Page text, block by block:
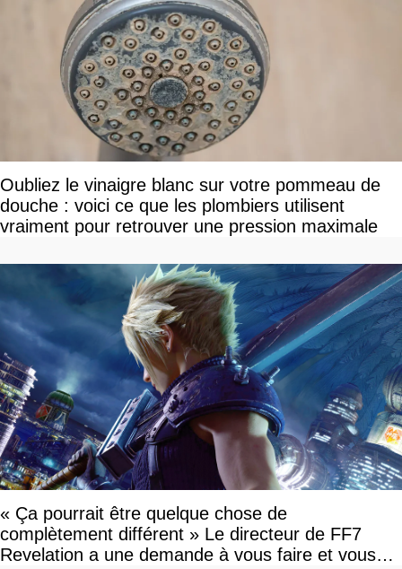
Oubliez le vinaigre blanc sur votre pommeau de
douche : voici ce que les plombiers utilisent
vraiment pour retrouver une pression maximale
« Ça pourrait être quelque chose de
complètement différent » Le directeur de FF7
Revelation a une demande à vous faire et vous